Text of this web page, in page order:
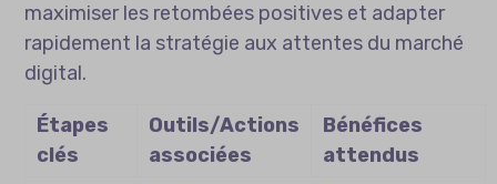
maximiser les retombées positives et adapter
rapidement la stratégie aux attentes du marché
digital.
Étapes
clés
Outils/Actions
associées
Bénéfices
attendus